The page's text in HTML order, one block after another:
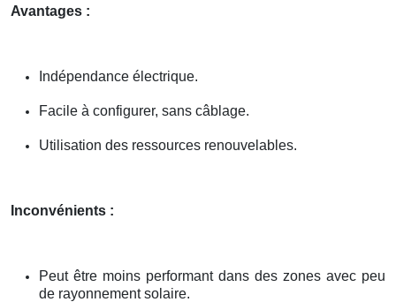
Avantages :
Indépendance électrique.
Facile à configurer, sans câblage.
Utilisation des ressources renouvelables.
Inconvénients :
Peut être moins performant dans des zones avec peu
de rayonnement solaire.